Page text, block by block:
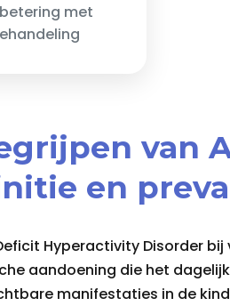
met
van
en
Hyperactivity Disorder
aandoening die het
manifestaties in de